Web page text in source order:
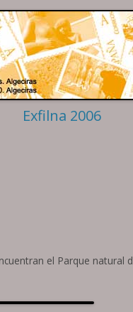
Exfilna 2006
Alojamiento
Material
el Parque natural